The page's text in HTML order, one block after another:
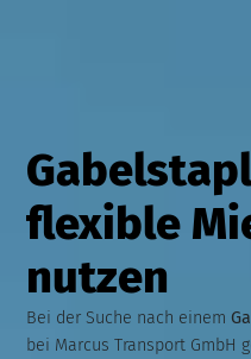
flexible
nutzen
Bei der Suche nach einem
bei Marcus Transport GmbH